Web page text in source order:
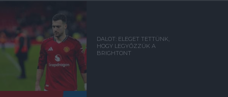
DALOT: ELEGET TETTÜNK,
HOGY LEGYŐZZÜK A
BRIGHTONT